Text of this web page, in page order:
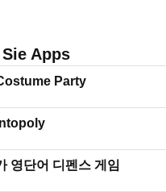
Apps
Party
지켜보카 영단어 디펜스 게임